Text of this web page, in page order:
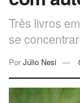
Três livros
se
Por Júlio Nesi